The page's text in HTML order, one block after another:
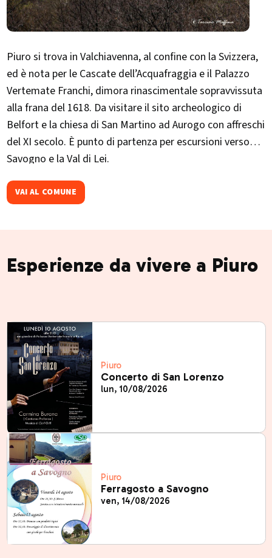
Piuro si trova in Valchiavenna, al confine con la Svizzera,
ed è nota per le Cascate dell’Acquafraggia e il Palazzo
Vertemate Franchi, dimora rinascimentale sopravvissuta
alla frana del 1618. Da visitare il sito archeologico di
Belfort e la chiesa di San Martino ad Aurogo con affreschi
del XI secolo. È punto di partenza per escursioni verso
Savogno e la Val di Lei.
VAI AL COMUNE
Esperienze da vivere a Piuro
Piuro
Concerto di San Lorenzo
lun, 10/08/2026
Piuro
Ferragosto a Savogno
ven, 14/08/2026